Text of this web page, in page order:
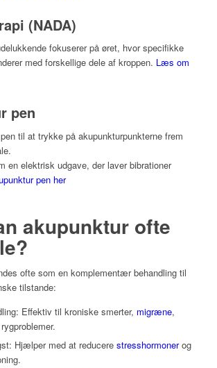
(NADA)
fokuserer på øret, hvor specifikke
med forskellige dele af kroppen. Læs om
pen
til at trykke på akupunkturpunkterne frem
en elektrisk udgave, der laver bibrationer
pen her
akupunktur ofte
ofte som en komplementær behandling til
tilstande:
Effektiv til kroniske smerter, migræne,
Hjælper med at reducere stresshormonerog